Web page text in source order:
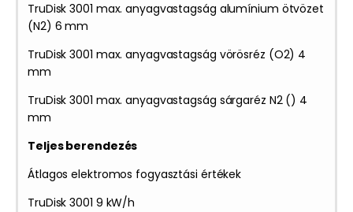
TruDisk 3001 max. anyagvastagság alumínium ötvözet
(N2) 6 mm
TruDisk 3001 max. anyagvastagság vörösréz (O2) 4
mm
TruDisk 3001 max. anyagvastagság sárgaréz N2 () 4
mm
Teljes berendezés
Átlagos elektromos fogyasztási értékek
TruDisk 3001 9 kW/h